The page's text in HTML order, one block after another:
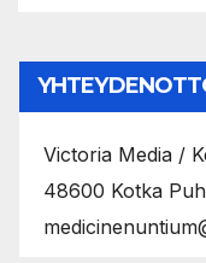
Victoria Media /
48600 Kotka